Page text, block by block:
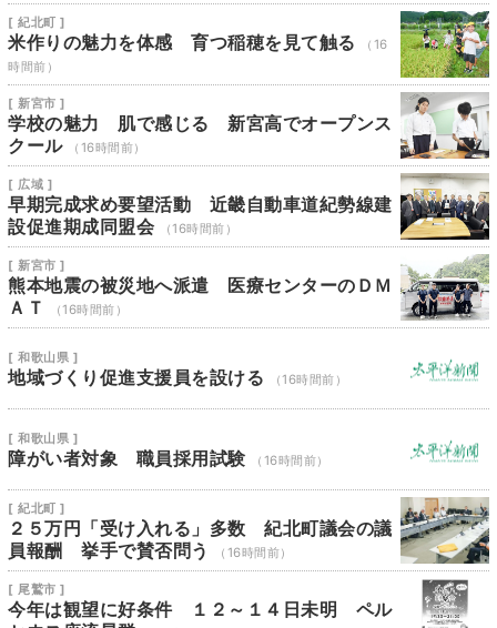
[ 紀北町 ]
米作りの魅力を体感 育つ稲穂を見て触る
（16
時間前）
[ 新宮市 ]
学校の魅力 肌で感じる 新宮高でオープンス
クール
（16時間前）
[ 広域 ]
早期完成求め要望活動 近畿自動車道紀勢線建
設促進期成同盟会
（16時間前）
[ 新宮市 ]
熊本地震の被災地へ派遣 医療センターのＤＭ
ＡＴ
（16時間前）
[ 和歌山県 ]
地域づくり促進支援員を設ける （16時間前）
[ 和歌山県 ]
障がい者対象 職員採用試験 （16時間前）
[ 紀北町 ]
２５万円「受け入れる」多数 紀北町議会の議
員報酬 挙手で賛否問う
（16時間前）
[ 尾鷲市 ]
今年は観望に好条件 １２～１４日未明 ペル